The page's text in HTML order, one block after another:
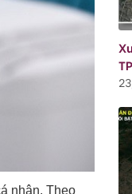
nhân. Theo